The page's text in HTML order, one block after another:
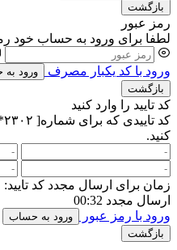
بازگشت
رمز عبور
لطفا برای ورود به حساب خود
ورود با کد یکبار مصرف
ورود
بازگشت
کد تایید را وارد کنید
کنید.
زمان برای ارسال مجدد کد تایید:
ارسال مجدد 00:32
ورود با رمز عبور
ورود به حساب
بازگشت